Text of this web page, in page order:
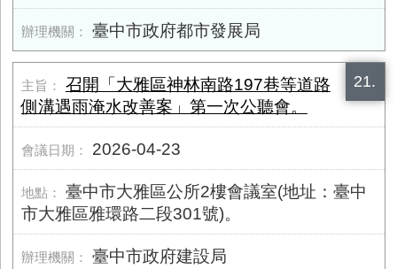
臺中市政府都市發展局
21.
召開「大雅區神林南路197巷等道路
側溝遇雨淹水改善案」第一次公聽會。
2026-04-23
臺中市大雅區公所2樓會議室(地址：臺中
市大雅區雅環路二段301號)。
臺中市政府建設局